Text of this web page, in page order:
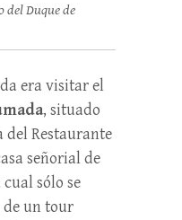
del Duque de
era visitar el
, situado
del Restaurante
señorial de
sólo se
de un tour